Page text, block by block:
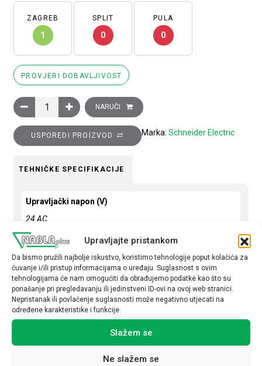
Upravljajte pristankom
Da bismo pružili najbolje iskustvo, koristimo tehnologije poput kolačića za
čuvanje i/ili pristup informacijama o uređaju. Suglasnost s ovim
tehnologijama će nam omogućiti da obrađujemo podatke kao što su
ponašanje pri pregledavanju ili jedinstveni ID-ovi na ovoj web stranici.
Nepristanak ili povlačenje suglasnosti može negativno utjecati na
određene karakteristike i funkcije.
Slažem se
Ne slažem se
ZAGREB
1
SPLIT
0
PULA
0
PROVJERI DOBAVLJIVOST
Sklopnik motorski 3P (3NO) EasyPact TVS, 95A (AC-3),
NARUČI
USPOREDI PROIZVOD Marka: Schneider Electric
TEHNIČKE SPECIFIKACIJE
Upravljački napon (V)
24 AC
Snaga motora (kW)
45
Nazivna struja (A)
95
Broj kontakata sklopnika